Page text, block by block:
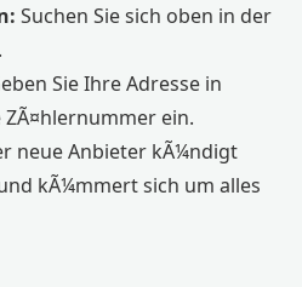
Suchen Sie sich oben in der
Sie Ihre Adresse in
ein.
neue Anbieter kÃ¼ndigt
kÃ¼mmert sich um alles